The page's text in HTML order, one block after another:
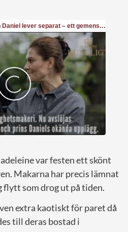
var festen ett skönt
Makarna har precis lämnat
flytt som drog ut på tiden.
extra kaotiskt för paret då
till deras bostad i